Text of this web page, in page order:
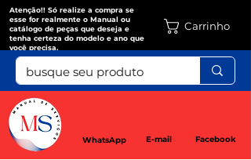
Atenção!! Só realize a compra se
esse for realmente o Manual ou
catálogo de peças que deseja e
tenha certeza do modelo e ano que
você precisa.
WhatsApp E-mail Facebook
Carrinho